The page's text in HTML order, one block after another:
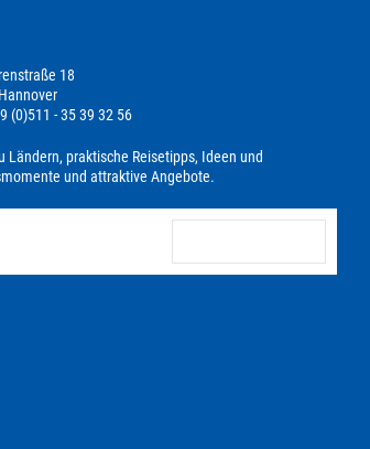
18
(0)511 - 35 39 32 56
praktische Reisetipps, Ideen und
und attraktive Angebote.